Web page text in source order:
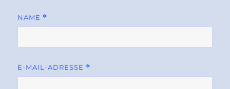
NAME *
E-MAIL-ADRESSE *